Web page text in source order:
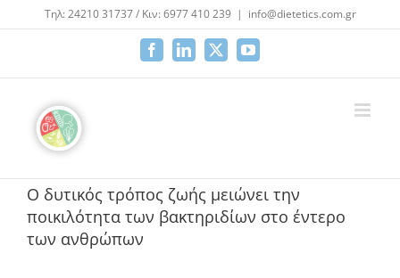
Μετάβαση
στο
Τηλ: 24210 31737 / Κιν: 6977 410 239 | info@dietetics.com.gr
FacebookLinkedIn
X YouTube
Ο δυτικός τρόπος ζωής μειώνει την
ποικιλότητα των βακτηριδίων στο έντερο
των ανθρώπων